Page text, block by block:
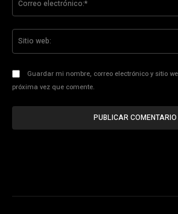
Guardar mi nombre, correo electrónico y sitio
próxima vez que comente.